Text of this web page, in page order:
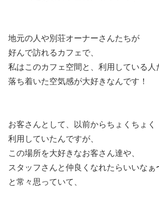
地元の人や別荘オーナーさんたちが
好んで訪れるカフェで、
私はこのカフェ空間と、利用している人
落ち着いた空気感が大好きなんです！
お客さんとして、以前からちょくちょく
利用していたんですが、
この場所を大好きなお客さん達や、
スタッフさんと仲良くなれたらいいなぁ
と常々思っていて、